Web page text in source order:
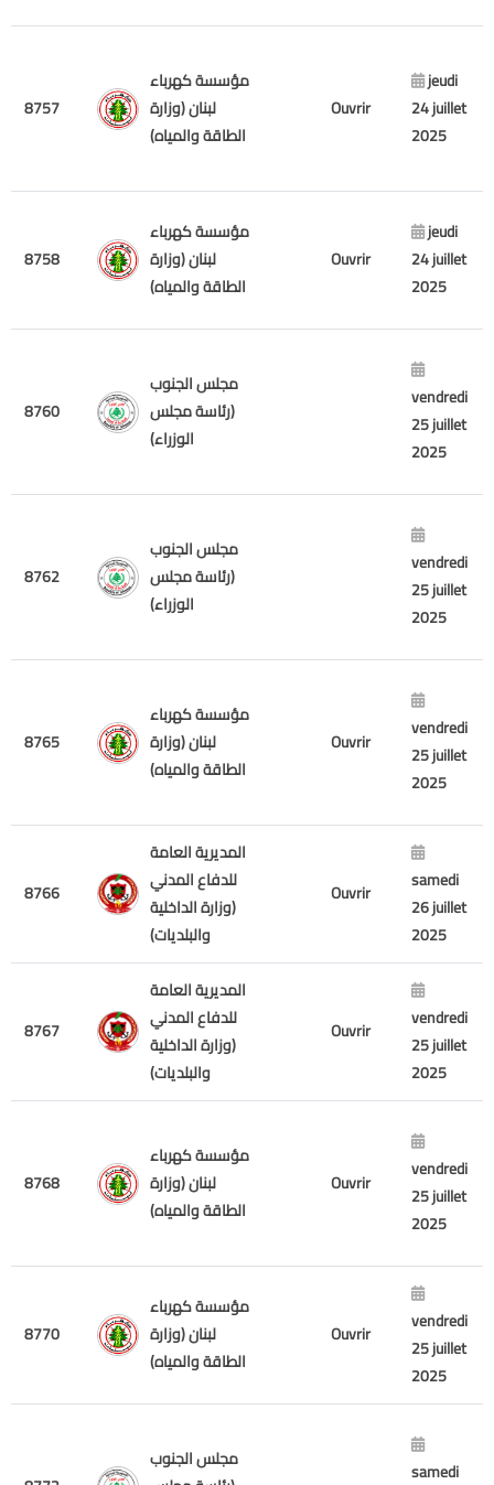
8757
مؤسسة كهرباء
لبنان (وزارة
الطاقة والمياه)
Ouvrir
jeudi
24 juillet
2025
8758
مؤسسة كهرباء
لبنان (وزارة
الطاقة والمياه)
Ouvrir
jeudi
24 juillet
2025
8760
مجلس الجنوب
(رئاسة مجلس
الوزراء)
vendredi
25 juillet
2025
8762
مجلس الجنوب
(رئاسة مجلس
الوزراء)
vendredi
25 juillet
2025
8765
مؤسسة كهرباء
لبنان (وزارة
الطاقة والمياه)
Ouvrir
vendredi
25 juillet
2025
8766
المديرية العامة
للدفاع المدني
(وزارة الداخلية
والبلديات)
Ouvrir
samedi
26 juillet
2025
8767
المديرية العامة
للدفاع المدني
(وزارة الداخلية
والبلديات)
Ouvrir
vendredi
25 juillet
2025
8768
مؤسسة كهرباء
لبنان (وزارة
الطاقة والمياه)
Ouvrir
vendredi
25 juillet
2025
8770
مؤسسة كهرباء
لبنان (وزارة
الطاقة والمياه)
Ouvrir
vendredi
25 juillet
2025
مجلس الجنوب
samedi